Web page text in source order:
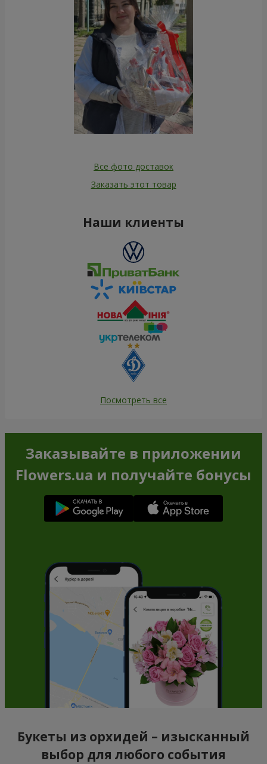
Все фото доставок
Заказать этот товар
Наши клиенты
Посмотреть все
Заказывайте в приложении
Flowers.ua и получайте бонусы
Букеты из орхидей – изысканный
выбор для любого события